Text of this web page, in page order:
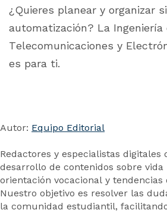
¿Quieres planear y organizar
automatización? La Ingeniería
Telecomunicaciones y
es para ti.
Autor: Equipo Editorial
Redactores y especialistas digitales
desarrollo de contenidos sobre vida
orientación vocacional y
Nuestro objetivo es resolver las
la comunidad estudiantil,